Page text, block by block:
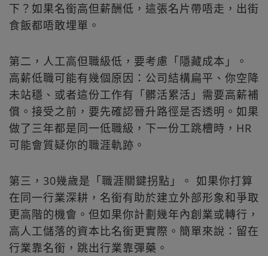
下？如果名銜高但薪酬低，這張名片帶唔走，出街
食飯都唔敢埋單。
第二，人工高但職級低，要考慮「隱藏成本」。
高薪低職可能有幾個原因：公司結構扁平、你空降
未站穩、或者這份工作有「髒活累活」需要高薪補
償。接受之前，要先確認晉升路徑是否透明。如果
做了三年都是同一低職級，下一份工跳槽時，HR
可能會質疑你的職涯軌跡。
第三，30幾歲是「職涯關鍵拐點」。 如果你打算
在同一行業深耕，名銜有助於建立外部形象和爭取
更高階的機會。但如果你計劃幾年內創業或轉行，
高人工儲落的資本比名銜更實際。簡單來說：留在
行業靠名銜，跳出行業靠彈藥。